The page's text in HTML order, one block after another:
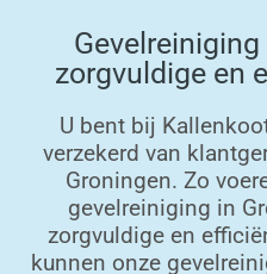
zorgvuldige en
U bent bij
verzekerd van
Groningen. Zo
gevelreiniging in
zorgvuldige en
kunnen onze